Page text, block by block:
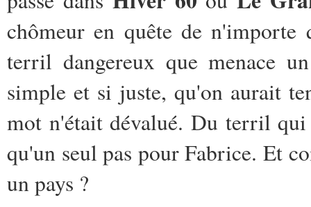
chômeur en quête de
terril dangereux que menace
simple et si juste, qu'on aurait
mot n'était dévalué. Du terril
qu'un seul pas pour Fabrice. Et
un pays ?